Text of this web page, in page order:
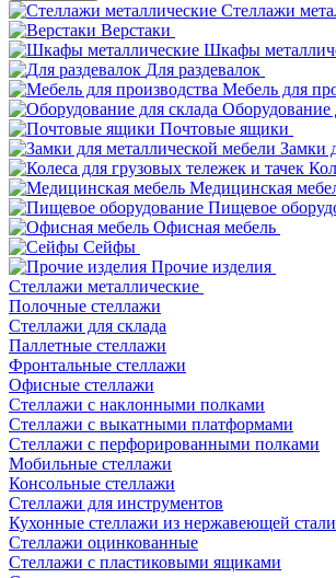
Стеллажи
Верстаки
Шкафы
Для раздевалок
Мебель для
Оборудование
Почтовые ящики
Замки
Медицинская
Пищевое
Офисная мебель
Сейфы
Прочие изделия
Стеллажи металлические
Полочные стеллажи
Стеллажи для склада
Паллетные стеллажи
Фронтальные стеллажи
Офисные стеллажи
Стеллажи с наклонными полками
Стеллажи с выкатными платформами
Стеллажи с перфорированными полками
Мобильные стеллажи
Консольные стеллажи
Стеллажи для инструментов
Кухонные стеллажи из нержавеющей стали
Стеллажи оцинкованные
Стеллажи с пластиковыми ящиками